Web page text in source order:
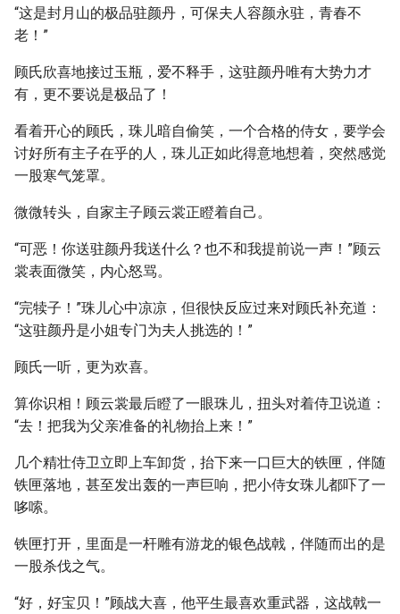
“这是封月山的极品驻颜丹，可保夫人容颜永驻，青春不
老！”
顾氏欣喜地接过玉瓶，爱不释手，这驻颜丹唯有大势力才
有，更不要说是极品了！
看着开心的顾氏，珠儿暗自偷笑，一个合格的侍女，要学会
讨好所有主子在乎的人，珠儿正如此得意地想着，突然感觉
一股寒气笼罩。
微微转头，自家主子顾云裳正瞪着自己。
“可恶！你送驻颜丹我送什么？也不和我提前说一声！”顾云
裳表面微笑，内心怒骂。
“完犊子！”珠儿心中凉凉，但很快反应过来对顾氏补充道：
“这驻颜丹是小姐专门为夫人挑选的！”
顾氏一听，更为欢喜。
算你识相！顾云裳最后瞪了一眼珠儿，扭头对着侍卫说道：
“去！把我为父亲准备的礼物抬上来！”
几个精壮侍卫立即上车卸货，抬下来一口巨大的铁匣，伴随
铁匣落地，甚至发出轰的一声巨响，把小侍女珠儿都吓了一
哆嗦。
铁匣打开，里面是一杆雕有游龙的银色战戟，伴随而出的是
一股杀伐之气。
“好，好宝贝！”顾战大喜，他平生最喜欢重武器，这战戟一